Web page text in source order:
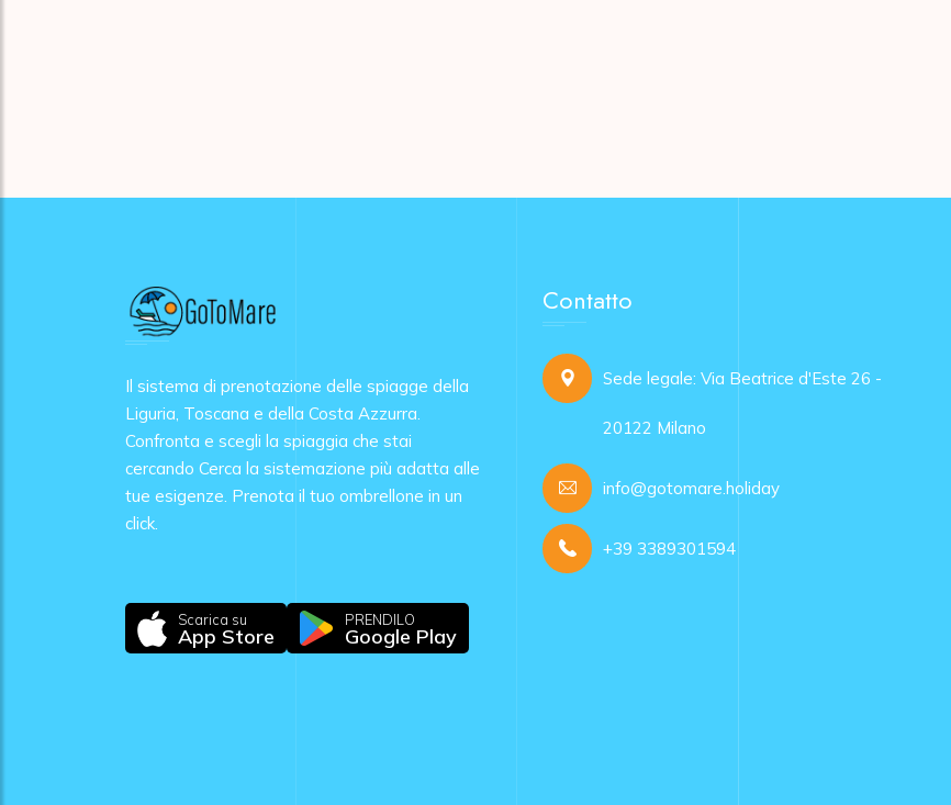
Il sistema di prenotazione delle spiagge della
Liguria, Toscana e della Costa Azzurra.
Confronta e scegli la spiaggia che stai
cercando Cerca la sistemazione più adatta alle
tue esigenze. Prenota il tuo ombrellone in un
click.
Scarica su
App Store
PRENDILO
Google Play
Contatto
Sede legale: Via Beatrice d'Este 26 -
20122 Milano
info@gotomare.holiday
+39 3389301594